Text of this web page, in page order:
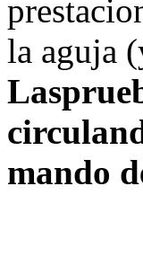
la aguja
mando